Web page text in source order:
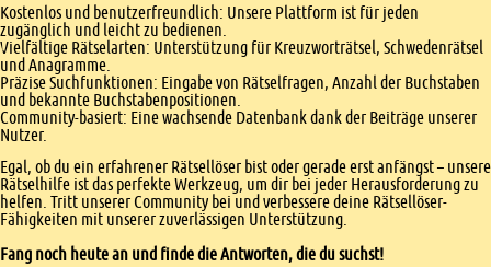
Kostenlos und benutzerfreundlich: Unsere Plattform ist für jeden
zugänglich und leicht zu bedienen.
Vielfältige Rätselarten: Unterstützung für Kreuzworträtsel, Schwedenrätsel
und Anagramme.
Präzise Suchfunktionen: Eingabe von Rätselfragen, Anzahl der Buchstaben
und bekannte Buchstabenpositionen.
Community-basiert: Eine wachsende Datenbank dank der Beiträge unserer
Nutzer.
Egal, ob du ein erfahrener Rätsellöser bist oder gerade erst anfängst – unsere
Rätselhilfe ist das perfekte Werkzeug, um dir bei jeder Herausforderung zu
helfen. Tritt unserer Community bei und verbessere deine Rätsellöser-
Fähigkeiten mit unserer zuverlässigen Unterstützung.
Fang noch heute an und finde die Antworten, die du suchst!